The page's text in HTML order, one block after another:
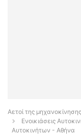
Αετοί της μηχανοκίνησης
Ενοικιάσεις
Αυτοκινήτων - Αθήνα